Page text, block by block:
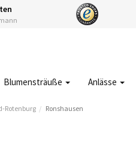
Blumensträuße Anlässe
Rotenburg Ronshausen